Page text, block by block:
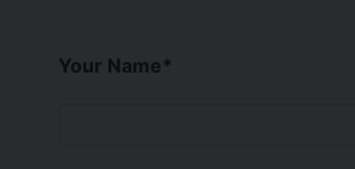
Your Name*